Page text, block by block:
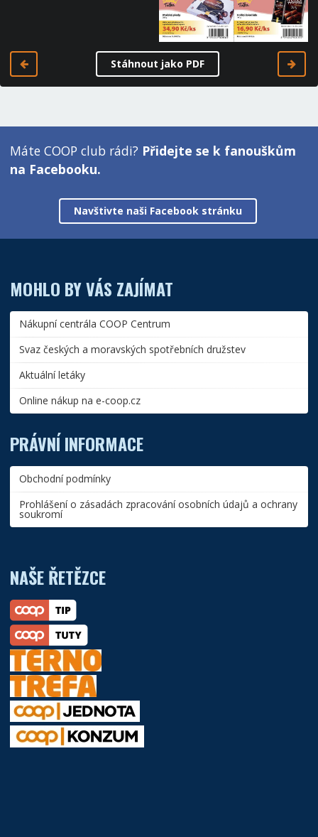
Stáhnout jako PDF
Máte COOP club rádi? Přidejte se k fanouškům
na Facebooku.
Navštivte naši Facebook stránku
MOHLO BY VÁS ZAJÍMAT
Nákupní centrála COOP Centrum
Svaz českých a moravských spotřebních družstev
Aktuální letáky
Online nákup na e-coop.cz
PRÁVNÍ INFORMACE
Obchodní podmínky
Prohlášení o zásadách zpracování osobních údajů a ochrany
soukromí
NAŠE ŘETĚZCE